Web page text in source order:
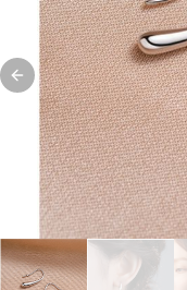
Previous slide